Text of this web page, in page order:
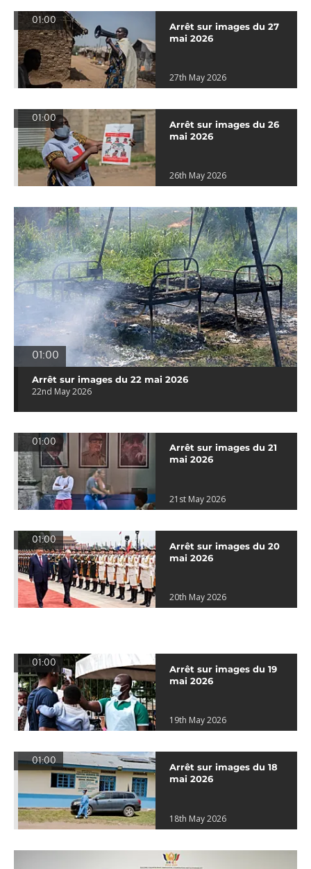
01:00
Arrêt sur images du 27
mai 2026
27th May 2026
01:00
Arrêt sur images du 26
mai 2026
26th May 2026
01:00
Arrêt sur images du 22 mai 2026
22nd May 2026
01:00
Arrêt sur images du 21
mai 2026
21st May 2026
01:00
Arrêt sur images du 20
mai 2026
20th May 2026
01:00
Arrêt sur images du 19
mai 2026
19th May 2026
01:00
Arrêt sur images du 18
mai 2026
18th May 2026